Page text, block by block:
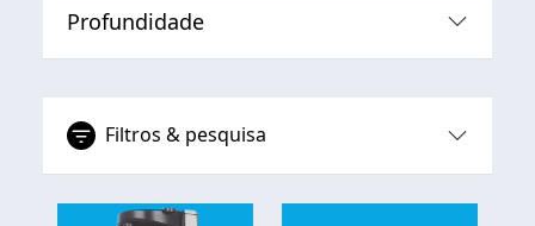
Filtros & pesquisa
Profundidade